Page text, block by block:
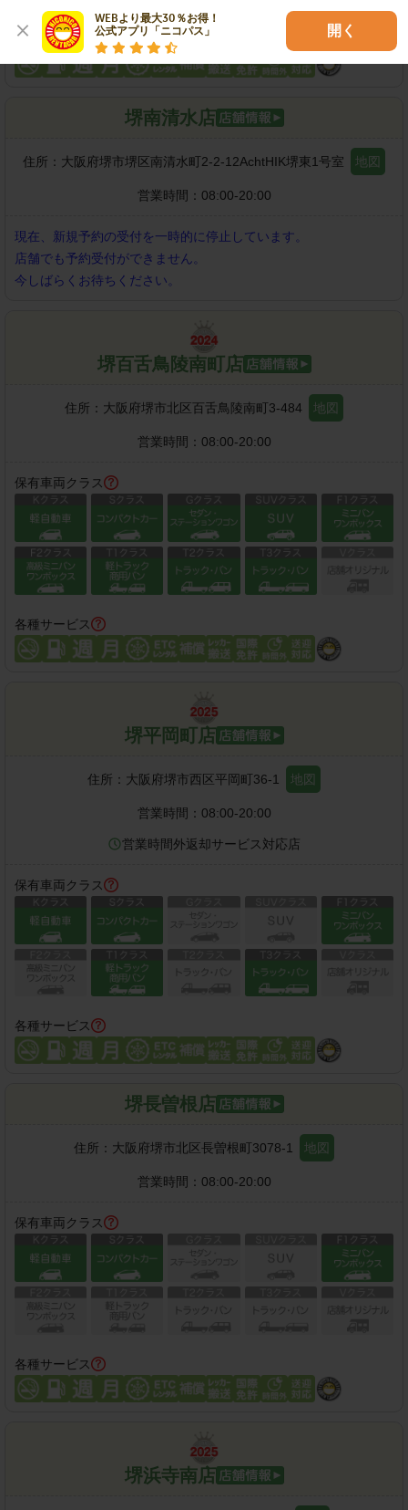
WEBより最大30％お得！
公式アプリ「ニコパス」
開く
各種サービス
堺南清水店
住所： 大阪府堺市堺区南清水町2-2-12AchtHIK堺東1号室 地図
営業時間： 08:00-20:00
現在、新規予約の受付を一時的に停止しています。
店舗でも予約受付ができません。
今しばらくお待ちください。
堺百舌鳥陵南町店
住所： 大阪府堺市北区百舌鳥陵南町3-484 地図
営業時間： 08:00-20:00
保有車両クラス
各種サービス
堺平岡町店
住所： 大阪府堺市西区平岡町36-1 地図
営業時間： 08:00-20:00
営業時間外返却サービス対応店
保有車両クラス
各種サービス
堺長曽根店
住所： 大阪府堺市北区長曽根町3078-1 地図
営業時間： 08:00-20:00
保有車両クラス
各種サービス
堺浜寺南店